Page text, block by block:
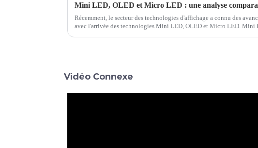
Récemment, le secteur des technologies d'affichage a connu des
avec l'arrivée des technologies Mini LED, OLED et Micro LED. Mini
Vidéo Connexe